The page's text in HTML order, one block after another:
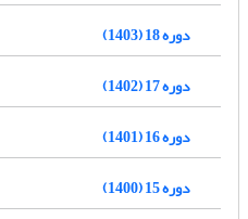
دوره 18 (1403)
دوره 17 (1402)
دوره 16 (1401)
دوره 15 (1400)